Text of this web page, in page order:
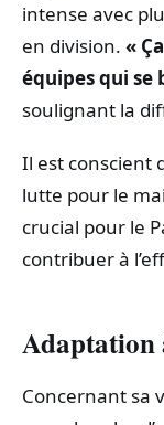
intense avec
en division. «
équipes qui se
soulignant la
Il est conscient
lutte pour le
crucial pour le
contribuer à
Adaptation
Concernant sa